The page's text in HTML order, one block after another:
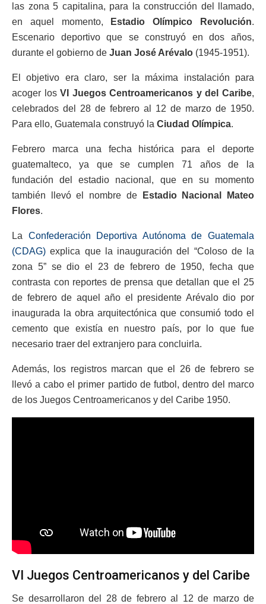
las zona 5 capitalina, para la construcción del llamado,
en aquel momento,
Estadio Olímpico Revolución.
Escenario deportivo que se construyó en dos años,
durante el gobierno de Juan José Arévalo (1945-1951).
El objetivo era claro, ser la máxima instalación para
acoger losVI Juegos Centroamericanos y del Caribe,
celebrados del 28 de febrero al 12 de marzo de 1950.
Para ello, Guatemala construyó la Ciudad Olímpica.
Febrero marca una fecha histórica para el deporte
guatemalteco, ya que se cumplen 71 años de la
fundación del estadio nacional, que en su momento
también llevó el nombre deEstadio Nacional Mateo
Flores.
La Confederación Deportiva Autónoma de Guatemala
(CDAG) explica que la inauguración del “Coloso de la
zona 5” se dio el 23 de febrero de 1950, fecha que
contrasta con reportes de prensa que detallan que el 25
de febrero de aquel año el presidente Arévalo dio por
inaugurada la obra arquitectónica que consumió todo el
cemento que existía en nuestro país, por lo que fue
necesario traer del extranjero para concluirla.
Además, los registros marcan que el 26 de febrero se
llevó a cabo el primer partido de futbol, dentro del marco
de los Juegos Centroamericanos y del Caribe 1950.
VI Juegos Centroamericanos y del Caribe
Se desarrollaron del 28 de febrero al 12 de marzo de